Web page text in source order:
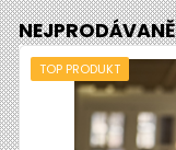
TOP PRODUKT